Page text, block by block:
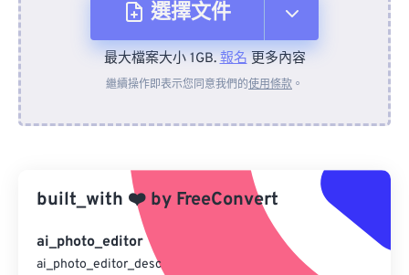
選擇文件
來自裝置
來自 Google 雲端硬碟
來自 OneDrive
最大檔案大小 1GB.報名更多內容
繼續操作即表示您同意我們的使用條款 。
built_with ❤️ by FreeConvert
ai_photo_editor
ai_photo_editor_desc